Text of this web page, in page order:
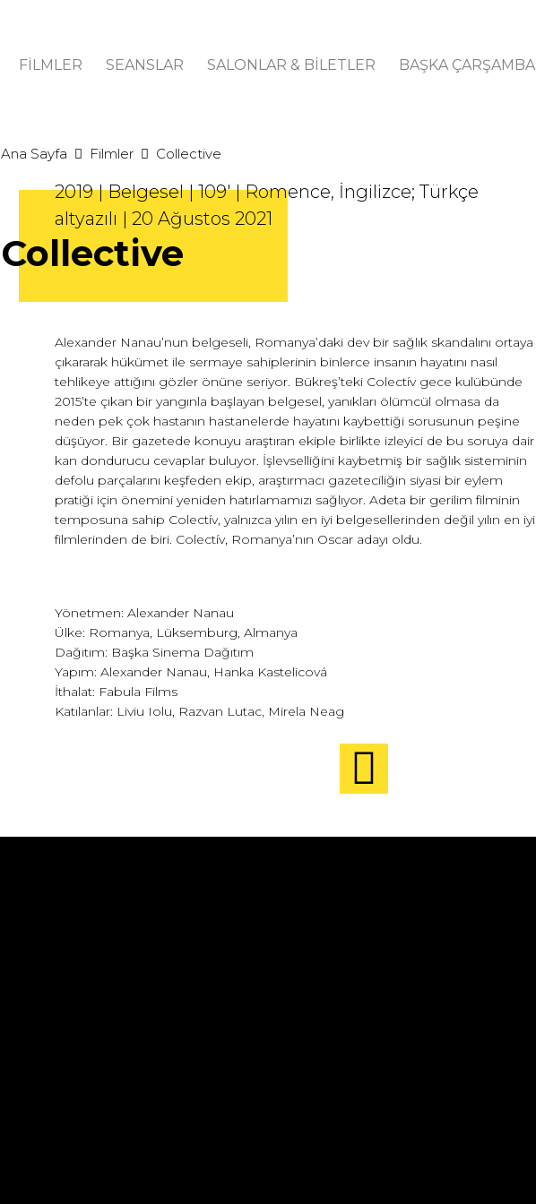
FİLMLER SEANSLAR SALONLAR & BİLETLER BAŞKA ÇARŞAMBA
Ana Sayfa Filmler Collective
2019 | Belgesel | 109' | Romence, İngilizce; Türkçe
altyazılı | 20 Ağustos 2021
Collective
Alexander Nanau’nun belgeseli, Romanya’daki dev bir sağlık skandalını ortaya
çıkararak hükümet ile sermaye sahiplerinin binlerce insanın hayatını nasıl
tehlikeye attığını gözler önüne seriyor. Bükreş’teki Colectív gece kulübünde
2015’te çıkan bir yangınla başlayan belgesel, yanıkları ölümcül olmasa da
neden pek çok hastanın hastanelerde hayatını kaybettiği sorusunun peşine
düşüyor. Bir gazetede konuyu araştıran ekiple birlikte izleyici de bu soruya dair
kan dondurucu cevaplar buluyor. İşlevselliğini kaybetmiş bir sağlık sisteminin
defolu parçalarını keşfeden ekip, araştırmacı gazeteciliğin siyasi bir eylem
pratiği için önemini yeniden hatırlamamızı sağlıyor. Adeta bir gerilim filminin
temposuna sahip Colectív, yalnızca yılın en iyi belgesellerinden değil yılın en iyi
filmlerinden de biri. Colectív, Romanya’nın Oscar adayı oldu.
Yönetmen: Alexander Nanau
Ülke: Romanya, Lüksemburg, Almanya
Dağıtım: Başka Sinema Dağıtım
Yapım: Alexander Nanau, Hanka Kastelicová
İthalat: Fabula Films
Katılanlar: Liviu Iolu, Razvan Lutac, Mirela Neag